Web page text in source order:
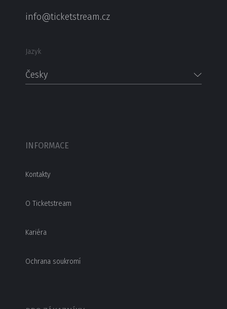
info@ticketstream.cz
Jazyk
Česky
INFORMACE
Kontakty
O Ticketstream
Kariéra
Ochrana soukromí